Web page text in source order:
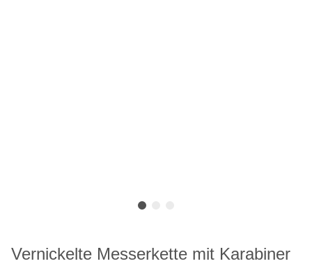
Vernickelte Messerkette mit Karabiner